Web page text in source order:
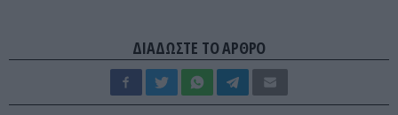
ΔΙΑΔΩΣΤΕ ΤΟ ΑΡΘΡΟ